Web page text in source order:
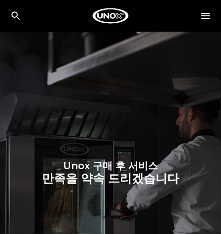
Unox 구매 후 서비스
만족을 약속 드리겠습니다